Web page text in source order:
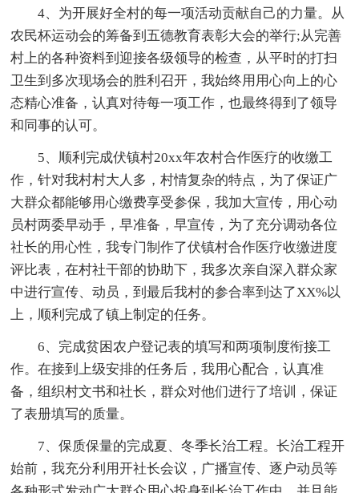
4、为开展好全村的每一项活动贡献自己的力量。从
农民杯运动会的筹备到五德教育表彰大会的举行;从完善
村上的各种资料到迎接各级领导的检查，从平时的打扫
卫生到多次现场会的胜利召开，我始终用用心向上的心
态精心准备，认真对待每一项工作，也最终得到了领导
和同事的认可。
5、顺利完成伏镇村20xx年农村合作医疗的收缴工
作，针对我村村大人多，村情复杂的特点，为了保证广
大群众都能够用心缴费享受参保，我加大宣传，用心动
员村两委早动手，早准备，早宣传，为了充分调动各位
社长的用心性，我专门制作了伏镇村合作医疗收缴进度
评比表，在村社干部的协助下，我多次亲自深入群众家
中进行宣传、动员，到最后我村的参合率到达了XX%以
上，顺利完成了镇上制定的任务。
6、完成贫困农户登记表的填写和两项制度衔接工
作。在接到上级安排的任务后，我用心配合，认真准
备，组织村文书和社长，群众对他们进行了培训，保证
了表册填写的质量。
7、保质保量的完成夏、冬季长治工程。长治工程开
始前，我充分利用开社长会议，广播宣传、逐户动员等